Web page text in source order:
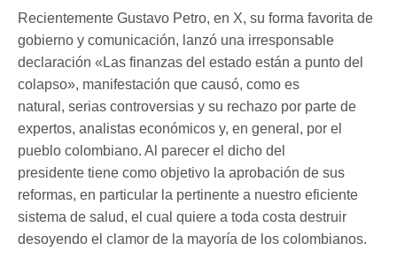
Recientemente Gustavo Petro, en X, su forma favorita de
gobierno y comunicación, lanzó una irresponsable
declaración «Las finanzas del estado están a punto del
colapso», manifestación que causó, como es
natural, serias controversias y su rechazo por parte de
expertos, analistas económicos y, en general, por el
pueblo colombiano. Al parecer el dicho del
presidente tiene como objetivo la aprobación de sus
reformas, en particular la pertinente a nuestro eficiente
sistema de salud, el cual quiere a toda costa destruir
desoyendo el clamor de la mayoría de los colombianos.